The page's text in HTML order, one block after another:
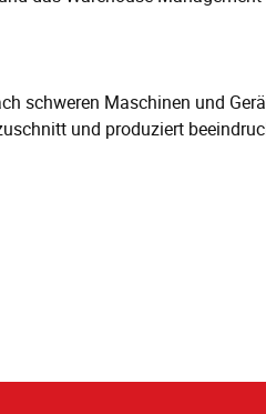
schweren Maschinen und
und produziert